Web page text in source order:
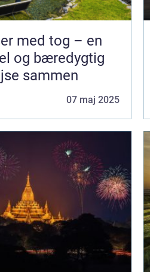
med tog – en
og bæredygtig
sammen
07 maj 2025